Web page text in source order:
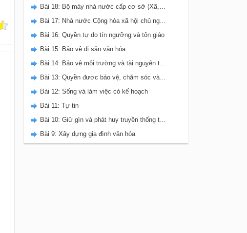
Bài 18: Bộ máy nhà nước cấp cơ sở (Xã, phường, thị trấn)
Bài 17: Nhà nước Cộng hòa xã hội chủ nghĩa Việt Nam
Bài 16: Quyền tự do tín ngưỡng và tôn giáo
Bài 15: Bảo vệ di sản văn hóa
Bài 14: Bảo vệ môi trường và tài nguyên thiên nhiên
Bài 13: Quyền được bảo vệ, chăm sóc và giáo dục của trẻ em ở Việt Nam
Bài 12: Sống và làm việc có kế hoạch
Bài 11: Tự tin
Bài 10: Giữ gìn và phát huy truyền thống tốt đẹp của gia đình dòng họ
Bài 9: Xây dựng gia đình văn hóa